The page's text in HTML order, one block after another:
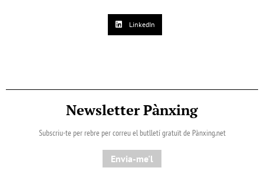
LinkedIn
Newsletter Pànxing
Subscriu-te per rebre per correu el butlletí gratuït de Pànxing.net​
Envia-me'l